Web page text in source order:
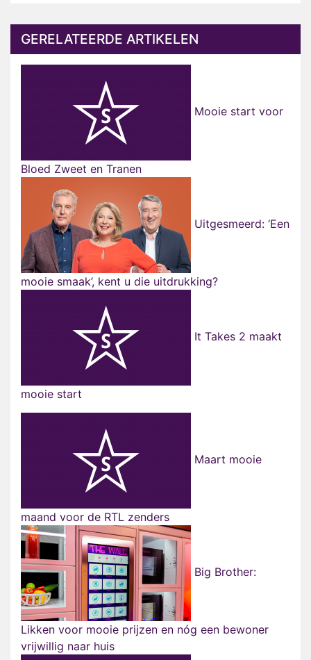
GERELATEERDE ARTIKELEN
Mooie start voor
Bloed Zweet en Tranen
Uitgesmeerd: ‘Een
mooie smaak’, kent u die uitdrukking?
It Takes 2 maakt
mooie start
Maart mooie
maand voor de RTL zenders
Big Brother:
Likken voor mooie prijzen en nóg een bewoner
vrijwillig naar huis